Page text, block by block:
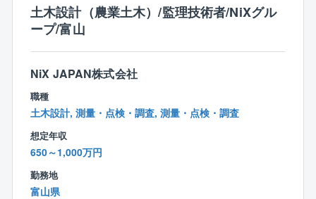
力製品としているメーカーです。
真空式温水ヒーターにおいて国内トップシェアを実現
しております。ボイラの種類は豊富にありますが、熱
エネルギーの利用方法もお客様によってさまざまで
す。
そういったお客様の要望に対して、多様な技術・製品
を用いた『トータルエンジニアリング』ができ、お客
様の要望に沿った最良のものを提案できる強みがあり
ます。
■特徴：
同社は橋梁／下水道／小水力発電事業を中心に全国レ
ベルの高い技術力を発揮した県外展開の強化により、5
年連続で売上高を伸ばしています。新エネルギー事業
等、新たな分野にも積極的に取り組んでいるため、こ
れまでの経験を活かしながら、同社が持つ幅広いノウ
ハウと高い技術力を学び、活躍の場を増やすことがで
きます。
■同社について：
NiXグループはNiX JAPAN株式会社を中心に国内15
社、海外7社とグローバルに展開し、社会インフラの強
土木設計（農業土木）/監理技術者/NiXグル
ープ/富山
NiX JAPAN株式会社
職種
土木設計, 測量・点検・調査, 測量・点検・調査
想定年収
650～1,000万円
勤務地
富山県